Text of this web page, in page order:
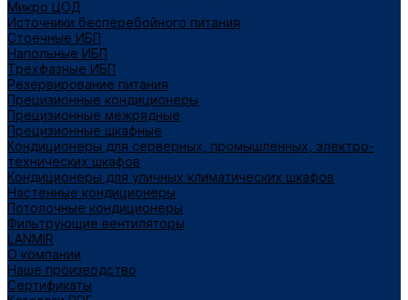
Микро ЦОД
Источники бесперебойного питания
Стоечные ИБП
Напольные ИБП
Трёхфазные ИБП
Резервирование питания
Прецизионные кондиционеры
Прецизионные межрядные
Прецизионные шкафные
Кондиционеры для серверных, промышленных, электро-
технических шкафов
Кондиционеры для уличных климатических шкафов
Настенные кондиционеры
Потолочные кондиционеры
Фильтрующие вентиляторы
LANMIR
О компании
Наше производство
Сертификаты